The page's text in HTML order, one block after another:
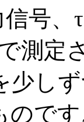
号、
測定
少し
ので